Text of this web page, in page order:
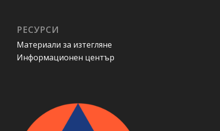
РЕСУРСИ
Материали за изтегляне
Информационен център